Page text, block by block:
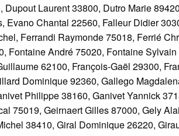
Laurent 33800, Dutro Marie
Chantal 22560, Falleur Didier
Ferrandi Raymonde 75018, Ferrié
Fontaine André 75020, Fontaine
62100, François-Gaël 29300,
Dominique 92360, Gallego
Philippe 38160, Ganivet Yannick
75019, Geirnaert Gilles 87000, Gely
38410, Giral Dominique 26220,